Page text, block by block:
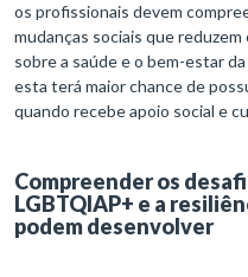
os profissionais devem
mudanças sociais que
sobre a saúde e o bem-estar
esta terá maior chance de
quando recebe apoio social e
Compreender os
LGBTQIAP+ e a
podem desenvolver